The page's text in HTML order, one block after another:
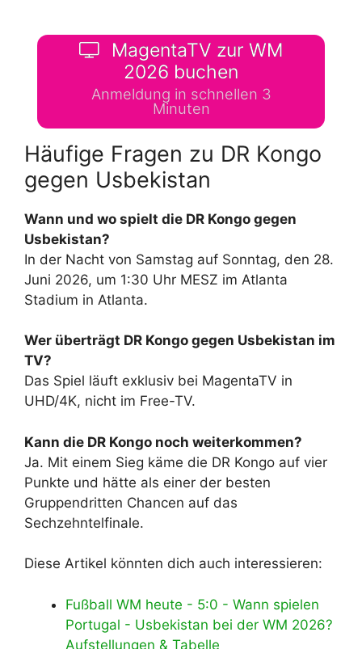
MagentaTV zur WM
2026 buchen
Anmeldung in schnellen 3
Minuten
Häufige Fragen zu DR Kongo
gegen Usbekistan
Wann und wo spielt die DR Kongo gegen
Usbekistan?
In der Nacht von Samstag auf Sonntag, den 28.
Juni 2026, um 1:30 Uhr MESZ im Atlanta
Stadium in Atlanta.
Wer überträgt DR Kongo gegen Usbekistan im
TV?
Das Spiel läuft exklusiv bei MagentaTV in
UHD/4K, nicht im Free-TV.
Kann die DR Kongo noch weiterkommen?
Ja. Mit einem Sieg käme die DR Kongo auf vier
Punkte und hätte als einer der besten
Gruppendritten Chancen auf das
Sechzehntelfinale.
Diese Artikel könnten dich auch interessieren:
Fußball WM heute - 5:0 - Wann spielen
Portugal - Usbekistan bei der WM 2026?
Aufstellungen & Tabelle